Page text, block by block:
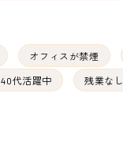
オフィスが禁煙
40代活躍中 残業なし